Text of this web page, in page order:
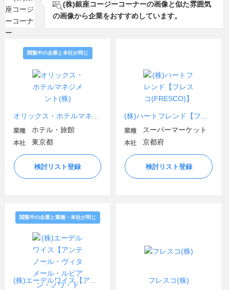
(株)銀座コージーコーナーの画像と似た雰囲気
の画像から企業をおすすめしています。
閲覧中の企業と本社が同じ
業種 ホテル・旅館
本社 東京都
検討リスト登録
業種 スーパーマーケット
本社 京都府
検討リスト登録
閲覧中の企業と業種・本社が同じ
フレスコ(株)